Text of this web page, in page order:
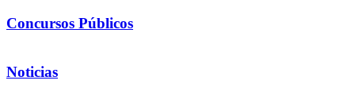
Concursos Públicos
Noticias